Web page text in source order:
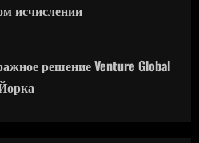
исчислении
решение Venture Global